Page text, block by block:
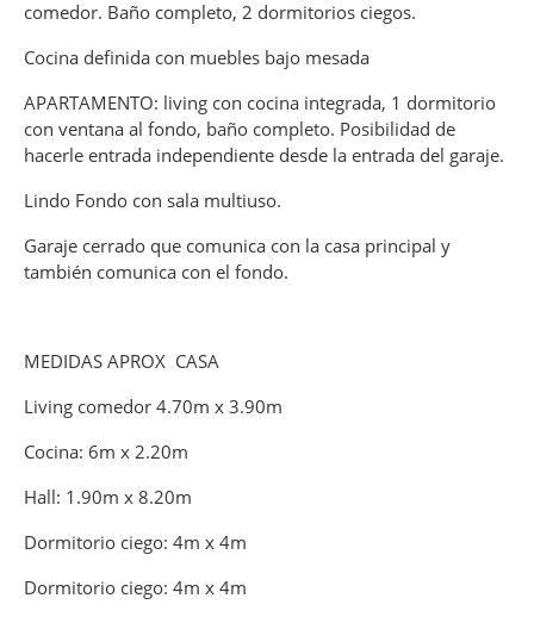
comedor. Baño completo, 2 dormitorios ciegos.
Cocina definida con muebles bajo mesada
APARTAMENTO: living con cocina integrada, 1 dormitorio
con ventana al fondo, baño completo. Posibilidad de
hacerle entrada independiente desde la entrada del garaje.
Lindo Fondo con sala multiuso.
Garaje cerrado que comunica con la casa principal y
también comunica con el fondo.
MEDIDAS APROX CASA
Living comedor 4.70m x 3.90m
Cocina: 6m x 2.20m
Hall: 1.90m x 8.20m
Dormitorio ciego: 4m x 4m
Dormitorio ciego: 4m x 4m